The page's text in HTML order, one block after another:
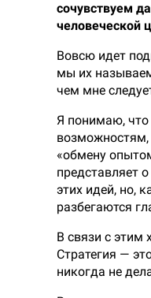
сочувствуем
человеческой
Вовсю идет
мы их
чем мне
Я понимаю, что
возможностям,
«обмену
представляет
этих идей, но,
разбегаются
В связи с этим
Стратегия —
никогда не